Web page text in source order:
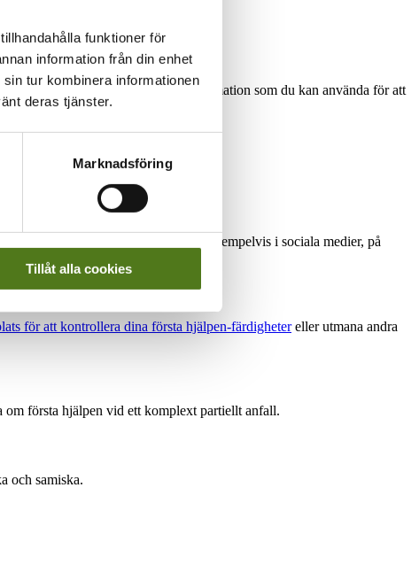
funktioner för
information från din enhet
tur kombinera informationen
deras tjänster.
Marknadsföring
Tillåt alla cookies
och har kramper?
Samtidigt får du nyttig information som du kan använda för att
som du kan dela med dig av exempelvis i sociala medier, på
för att kontrollera dina första hjälpen-färdighetereller utmana andra
första hjälpen vid ett komplext partiellt anfall.
och samiska.